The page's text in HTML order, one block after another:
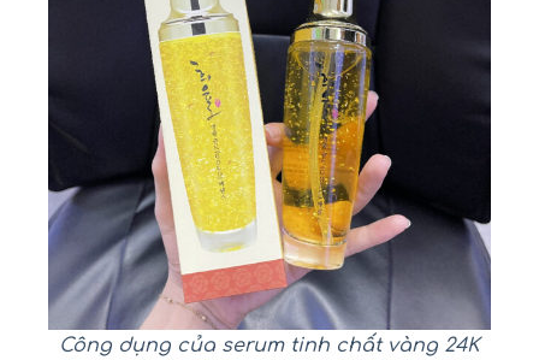
Công dụng của serum tinh chất vàng 24K